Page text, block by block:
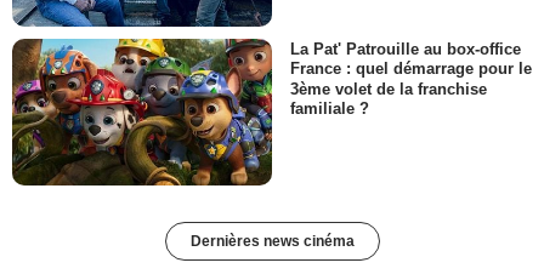
La Pat' Patrouille au box-office
France : quel démarrage pour le
3ème volet de la franchise
familiale ?
Dernières news cinéma